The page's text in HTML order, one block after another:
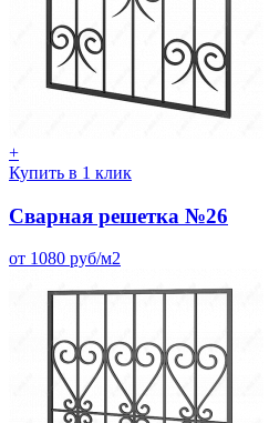
+
Купить в 1 клик
Сварная решетка №26
от 1080 руб/м2